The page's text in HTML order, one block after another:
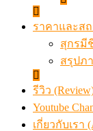
ราคาและสถ
สุกรมี
สรุปภ
รีวิว
Youtube
เกี่ยวกับเรา